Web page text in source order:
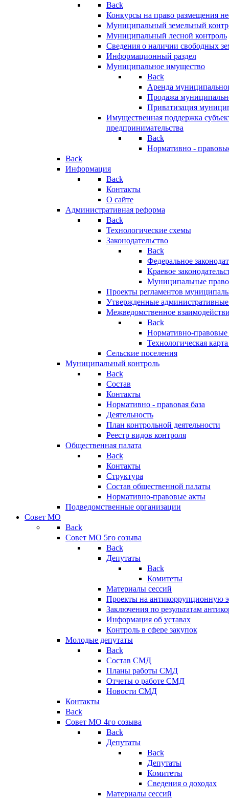
Back
Конкурсы на право размещения
Муниципальный земельный
Муниципальный лесной контроль
Сведения о наличии свободных
Информационный раздел
Муниципальное имущество
Back
Аренда
Продажа
Приватизация
Имущественная поддержка
предпринимательства
Back
Нормативно -
Back
Информация
Back
Контакты
О сайте
Административная реформа
Back
Технологические схемы
Законодательство
Back
Федеральное
Краевое
Муниципальные
Проекты регламентов
Утвержденные
Межведомственное
Back
Нормативно-правовые
Технологическая
Сельские поселения
Муниципальный контроль
Back
Состав
Контакты
Нормативно - правовая база
Деятельность
План контрольной деятельности
Реестр видов контроля
Общественная палата
Back
Контакты
Структура
Состав общественной палаты
Нормативно-правовые акты
Подведомственные организации
Совет МО
Back
Совет МО 5го созыва
Back
Депутаты
Back
Комитеты
Материалы сессий
Проекты на антикоррупционную
Заключения по результатам
Информация об уставах
Контроль в сфере закупок
Молодые депутаты
Back
Состав СМД
Планы работы СМД
Отчеты о работе СМД
Новости СМД
Контакты
Back
Совет МО 4го созыва
Back
Депутаты
Back
Депутаты
Комитеты
Сведения о доходах
Материалы сессий